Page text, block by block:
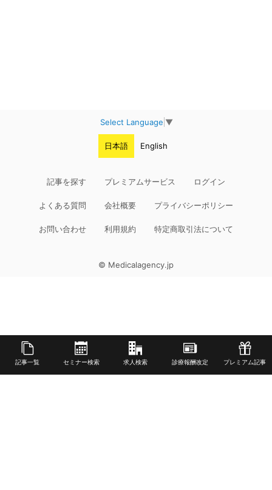
記事一覧 セミナー検索 求人検索 診療報酬改定 プレミアム記事
Select Language ▼
日本語 English
記事を探す プレミアムサービス ログイン
よくある質問 会社概要 プライバシーポリシー
お問い合わせ 利用規約 特定商取引法について
© Medicalagency.jp